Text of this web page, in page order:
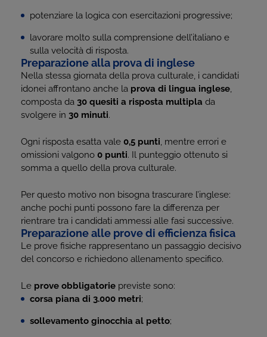
potenziare la logica con esercitazioni progressive;
lavorare molto sulla comprensione dell’italiano e
sulla velocità di risposta.
Preparazione alla prova di inglese
Nella stessa giornata della prova culturale, i candidati
idonei affrontano anche la prova di lingua inglese,
composta da 30 quesiti a risposta multipla da
svolgere in 30 minuti.
Ogni risposta esatta vale 0,5 punti, mentre errori e
omissioni valgono 0 punti. Il punteggio ottenuto si
somma a quello della prova culturale.
Per questo motivo non bisogna trascurare l’inglese:
anche pochi punti possono fare la differenza per
rientrare tra i candidati ammessi alle fasi successive.
Preparazione alle prove di efficienza fisica
Le prove fisiche rappresentano un passaggio decisivo
del concorso e richiedono allenamento specifico.
Le prove obbligatorie previste sono:
corsa piana di 3.000 metri;
sollevamento ginocchia al petto;